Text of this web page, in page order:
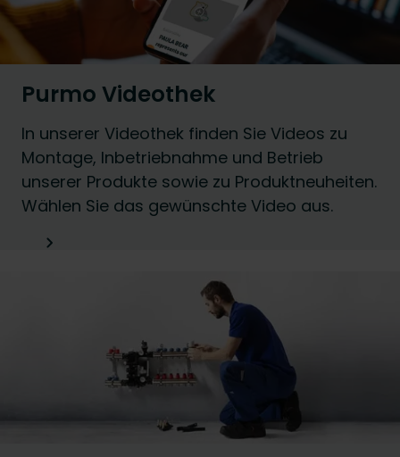
Purmo Videothek
In unserer Videothek finden Sie Videos zu
Montage, Inbetriebnahme und Betrieb
unserer Produkte sowie zu Produktneuheiten.
Wählen Sie das gewünschte Video aus.